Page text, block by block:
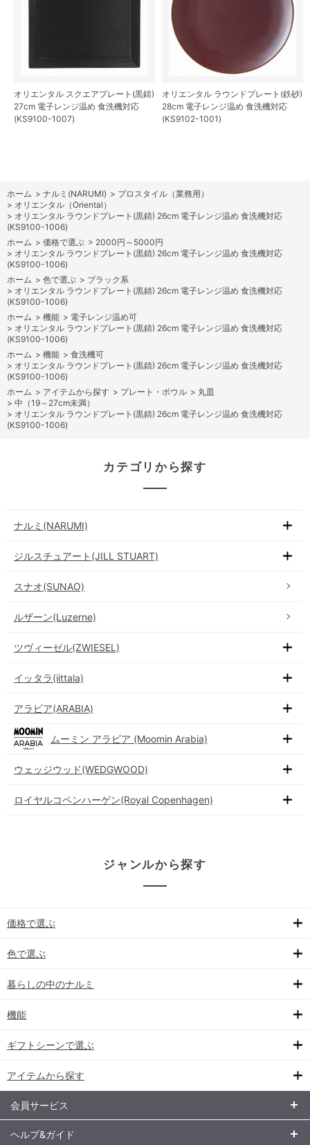
オリエンタル スクエアプレート(黒錆)
27cm 電子レンジ温め 食洗機対応
(KS9100-1007)
オリエンタル ラウンドプレート(鉄砂)
28cm 電子レンジ温め 食洗機対応
(KS9102-1001)
ホーム > ナルミ(NARUMI) > プロスタイル（業務用）
> オリエンタル（Oriental）
> オリエンタル ラウンドプレート(黒錆) 26cm 電子レンジ温め 食洗機対応
(KS9100-1006)
ホーム > 価格で選ぶ > 2000円～5000円
> オリエンタル ラウンドプレート(黒錆) 26cm 電子レンジ温め 食洗機対応
(KS9100-1006)
ホーム > 色で選ぶ > ブラック系
> オリエンタル ラウンドプレート(黒錆) 26cm 電子レンジ温め 食洗機対応
(KS9100-1006)
ホーム > 機能 > 電子レンジ温め可
> オリエンタル ラウンドプレート(黒錆) 26cm 電子レンジ温め 食洗機対応
(KS9100-1006)
ホーム > 機能 > 食洗機可
> オリエンタル ラウンドプレート(黒錆) 26cm 電子レンジ温め 食洗機対応
(KS9100-1006)
ホーム > アイテムから探す > プレート・ボウル > 丸皿
> 中（19～27cm未満）
> オリエンタル ラウンドプレート(黒錆) 26cm 電子レンジ温め 食洗機対応
(KS9100-1006)
カテゴリから探す
ナルミ(NARUMI)
ジルスチュアート(JILL STUART)
スナオ(SUNAO)
ルザーン(Luzerne)
ツヴィーゼル(ZWIESEL)
イッタラ(iittala)
アラビア(ARABIA)
ムーミン アラビア (Moomin Arabia)
ウェッジウッド(WEDGWOOD)
ロイヤルコペンハーゲン(Royal Copenhagen)
ジャンルから探す
価格で選ぶ
色で選ぶ
暮らしの中のナルミ
機能
ギフトシーンで選ぶ
アイテムから探す
会員サービス
ヘルプ&ガイド